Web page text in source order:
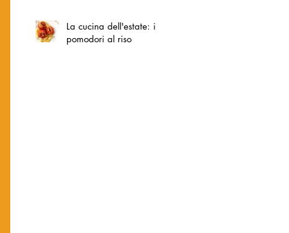
La cucina dell'estate: i
pomodori al riso